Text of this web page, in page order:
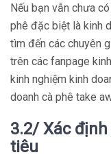
Nếu bạn vẫn chưa
phê đặc biệt là kinh
tìm đến các chuyên
trên các fanpage
kinh nghiệm kinh
doanh cà phê take
3.2/ Xác
tiêu